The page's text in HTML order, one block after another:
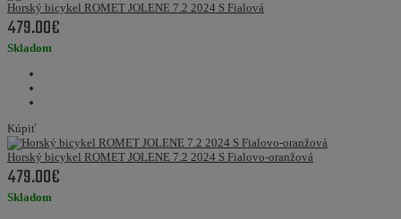
Horský bicykel ROMET JOLENE 7.2 2024 S Fialová
479.00€
Skladom
Kúpiť
Horský bicykel ROMET JOLENE 7.2 2024 S Fialovo-oranžová
479.00€
Skladom